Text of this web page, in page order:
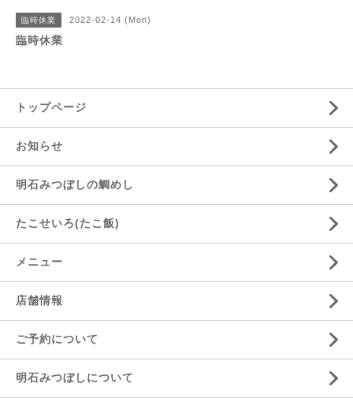
臨時休業 2022-02-14 (Mon)
臨時休業
トップページ
お知らせ
明石みつぼしの鯛めし
たこせいろ(たこ飯)
メニュー
店舗情報
ご予約について
明石みつぼしについて